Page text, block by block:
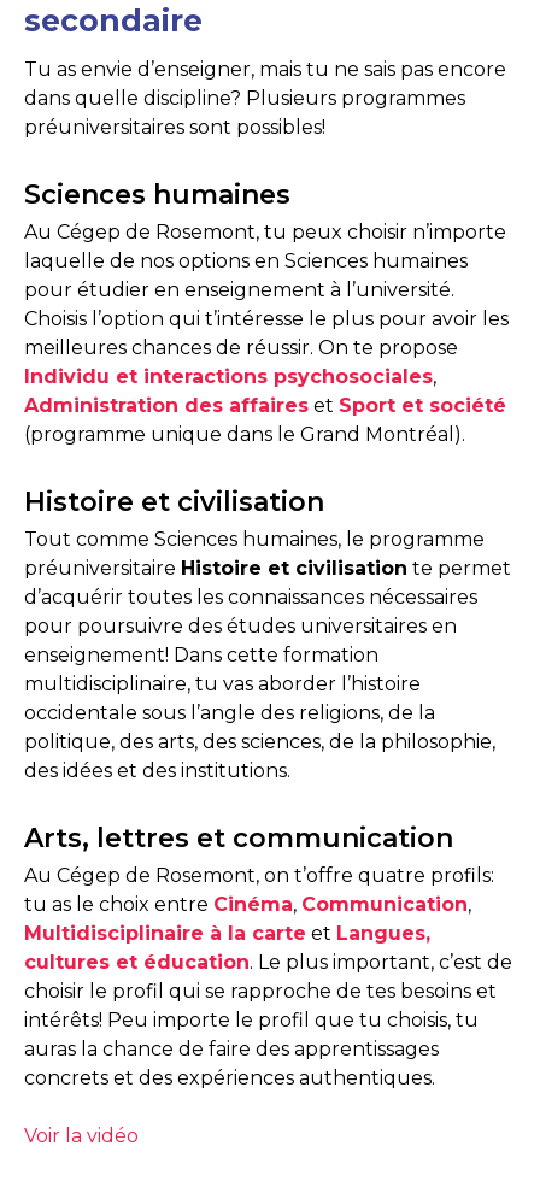
secondaire
Tu as envie d’enseigner, mais tu ne sais pas encore
dans quelle discipline? Plusieurs programmes
préuniversitaires sont possibles!
Sciences humaines
Au Cégep de Rosemont, tu peux choisir n’importe
laquelle de nos options en Sciences humaines
pour étudier en enseignement à l’université.
Choisis l’option qui t’intéresse le plus pour avoir les
meilleures chances de réussir. On te propose
Individu et interactions psychosociales,
Administration des affaires et Sport et société
(programme unique dans le Grand Montréal).
Histoire et civilisation
Tout comme Sciences humaines, le programme
préuniversitaire Histoire et civilisation te permet
d’acquérir toutes les connaissances nécessaires
pour poursuivre des études universitaires en
enseignement! Dans cette formation
multidisciplinaire, tu vas aborder l’histoire
occidentale sous l’angle des religions, de la
politique, des arts, des sciences, de la philosophie,
des idées et des institutions.
Arts, lettres et communication
Au Cégep de Rosemont, on t’offre quatre profils:
tu as le choix entre Cinéma, Communication,
Multidisciplinaire à la carte et Langues,
cultures et éducation. Le plus important, c’est de
choisir le profil qui se rapproche de tes besoins et
intérêts! Peu importe le profil que tu choisis, tu
auras la chance de faire des apprentissages
concrets et des expériences authentiques.
Voir la vidéo